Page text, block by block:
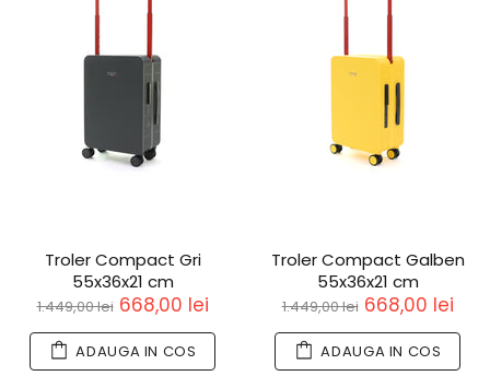
Troler Compact Gri
55x36x21 cm
1.449,00 lei 668,00 lei
ADAUGA IN COS
Troler Compact Galben
55x36x21 cm
1.449,00 lei 668,00 lei
ADAUGA IN COS